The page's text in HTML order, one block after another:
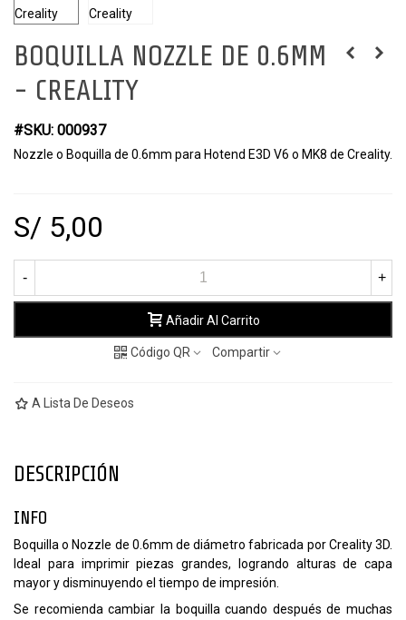
BOQUILLA NOZZLE DE 0.6MM
- CREALITY
#SKU: 000937
Nozzle o Boquilla de 0.6mm para Hotend E3D V6 o MK8 de Creality.
S/ 5,00
- +
Añadir Al Carrito
Código QR Compartir
A Lista De Deseos
DESCRIPCIÓN
INFO
Boquilla o Nozzle de 0.6mm de diámetro fabricada por Creality 3D.
Ideal para imprimir piezas grandes, logrando alturas de capa
mayor y disminuyendo el tiempo de impresión.
Se recomienda cambiar la boquilla cuando después de muchas